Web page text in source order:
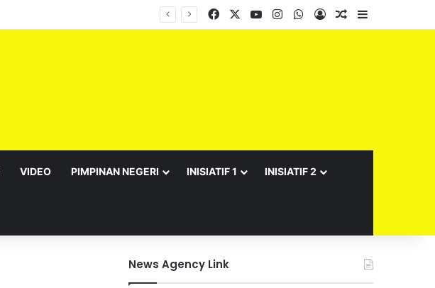
Facebook YouTubeInstagramWhatsApp
Log InRandom Article
VIDEO PIMPINAN NEGERI INISIATIF 1 INISIATIF 2
News Agency Link